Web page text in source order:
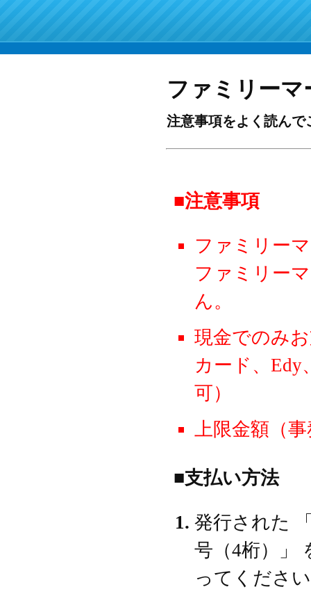
ファミリーマ
注意事項をよく読んで
■注意事項
ファミリー
ファミリー
ん。
現金でのみ
カード、Edy
可）
上限金額（
■支払い方法
発行された
号（4桁）」
ってくださ